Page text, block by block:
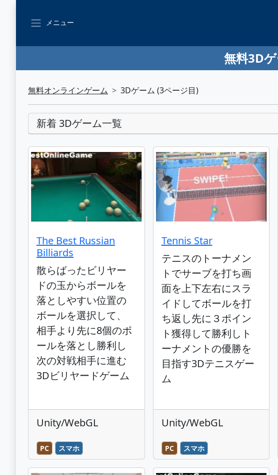
メニュー
無料3D
無料オンラインゲーム 3Dゲーム (3ページ目)
新着 3Dゲーム一覧
The Best Russian
Billiards
散らばったビリヤー
ドの玉からボールを
落としやすい位置の
ボールを選択して、
相手より先に8個のボ
ールを落とし勝利し
次の対戦相手に進む
3Dビリヤードゲーム
Unity/WebGL
PC スマホ
Tennis Star
テニスのトーナメン
トでサーブを打ち画
面を上下左右にスラ
イドしてボールを打
ち返し先に３ポイン
ト獲得して勝利しト
ーナメントの優勝を
目指す3Dテニスゲー
ム
Unity/WebGL
PC スマホ